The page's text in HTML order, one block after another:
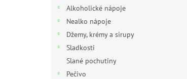
Alkoholické nápoje
Nealko nápoje
Džemy, krémy a sirupy
Sladkosti
Slané pochutiny
Pečivo